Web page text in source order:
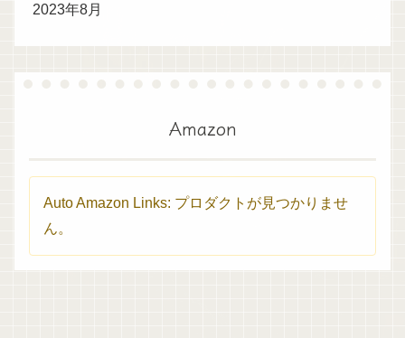
2023年8月
Amazon
Auto Amazon Links: プロダクトが見つかりませ
ん。